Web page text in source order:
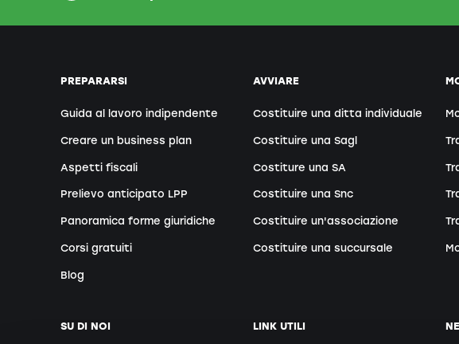
PREPARARSI
Guida al lavoro indipendente
Creare un business plan
Aspetti fiscali
Prelievo anticipato LPP
Panoramica forme giuridiche
Corsi gratuiti
Blog
AVVIARE
Costituire una ditta individuale
Costituire una Sagl
Costiture una SA
Costituire una Snc
Costituire un'associazione
Costituire una succursale
SU DI NOI LINK UTILI